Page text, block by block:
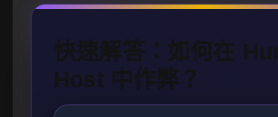
快速解答：如何在
Host 中作弊？